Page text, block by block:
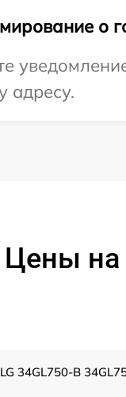
о
адресу.
Цены на
34GL750-B